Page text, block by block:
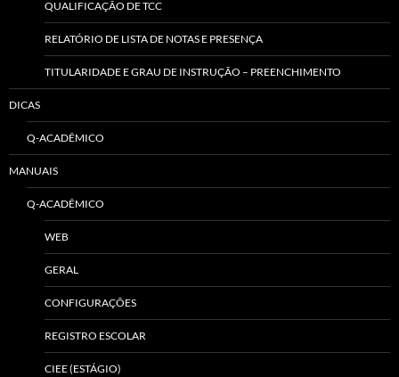
QUALIFICAÇÃO DE TCC
RELATÓRIO DE LISTA DE NOTAS E PRESENÇA
TITULARIDADE E GRAU DE INSTRUÇÃO – PREENCHIMENTO
DICAS
Q-ACADÊMICO
MANUAIS
Q-ACADÊMICO
WEB
GERAL
CONFIGURAÇÕES
REGISTRO ESCOLAR
CIEE (ESTÁGIO)